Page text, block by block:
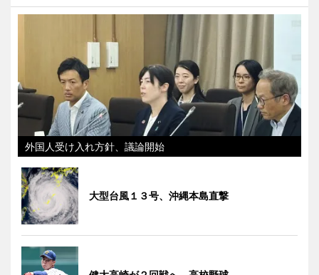
外国人受け入れ方針、議論開始
大型台風１３号、沖縄本島直撃